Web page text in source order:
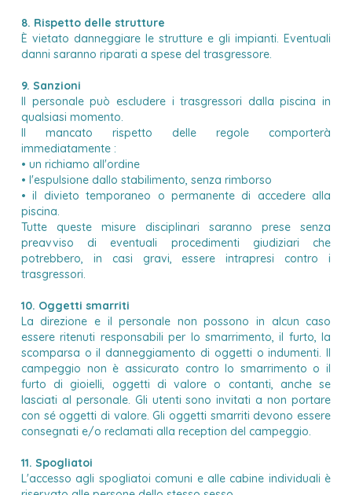
8. Rispetto delle strutture
È vietato danneggiare le strutture e gli impianti. Eventuali
danni saranno riparati a spese del trasgressore.
9. Sanzioni
Il personale può escludere i trasgressori dalla piscina in
qualsiasi momento.
Il mancato rispetto delle regole comporterà
immediatamente :
• un richiamo all'ordine
• l'espulsione dallo stabilimento, senza rimborso
• il divieto temporaneo o permanente di accedere alla
piscina.
Tutte queste misure disciplinari saranno prese senza
preavviso di eventuali procedimenti giudiziari che
potrebbero, in casi gravi, essere intrapresi contro i
trasgressori.
10. Oggetti smarriti
La direzione e il personale non possono in alcun caso
essere ritenuti responsabili per lo smarrimento, il furto, la
scomparsa o il danneggiamento di oggetti o indumenti. Il
campeggio non è assicurato contro lo smarrimento o il
furto di gioielli, oggetti di valore o contanti, anche se
lasciati al personale. Gli utenti sono invitati a non portare
con sé oggetti di valore. Gli oggetti smarriti devono essere
consegnati e/o reclamati alla reception del campeggio.
11. Spogliatoi
L'accesso agli spogliatoi comuni e alle cabine individuali è